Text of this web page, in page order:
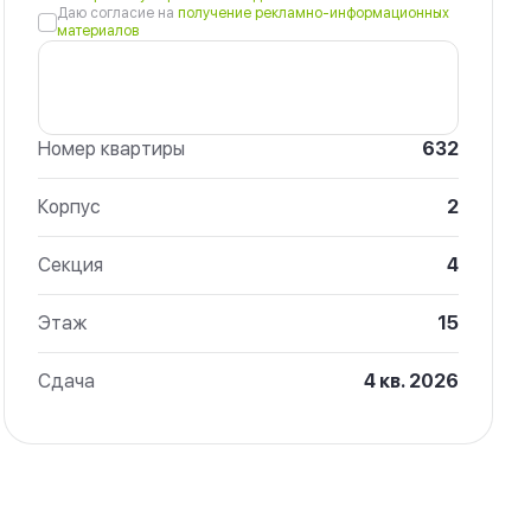
Даю согласие на получение рекламно-информационных
материалов
Номер квартиры 632
Корпус 2
Секция 4
Этаж 15
Сдача 4 кв. 2026